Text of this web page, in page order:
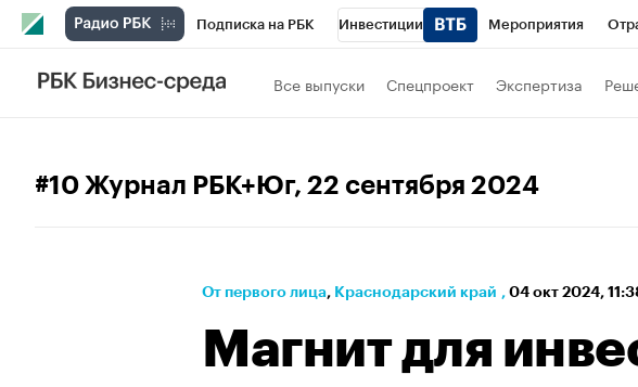
Подписка на РБК Инвестиции Мероприятия
Телеканал
Кредитные рейтинги
Все выпуски Спецпроект Экспертиза
#10 Журнал РБК+Юг, 22 сентября 2024
От первого лица⁠, Краснодарский край , 04 окт 2024,
Магнит для